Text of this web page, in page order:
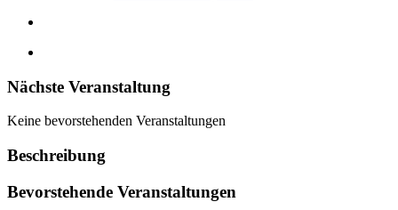
Nächste Veranstaltung
Keine bevorstehenden Veranstaltungen
Beschreibung
Bevorstehende Veranstaltungen